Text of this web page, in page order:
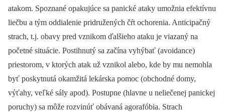
atakom. Spoznané opakujúce sa panické ataky umožnia efektívnu
liečbu a tým oddialenie pridružených čŕt ochorenia. Anticipačný
strach, t.j. obavy pred vznikom ďalšieho ataku je viazaný na
početné situácie. Postihnutý sa začína vyhýbať (avoidance)
priestorom, v ktorých atak už vznikol alebo, kde by mu nemohla
byť poskytnutá okamžitá lekárska pomoc (obchodné domy,
výťahy, veľké sály apod). Postupne (hlavne u neliečenej panickej
poruchy) sa môže rozvinúť obávaná agorafóbia. Strach